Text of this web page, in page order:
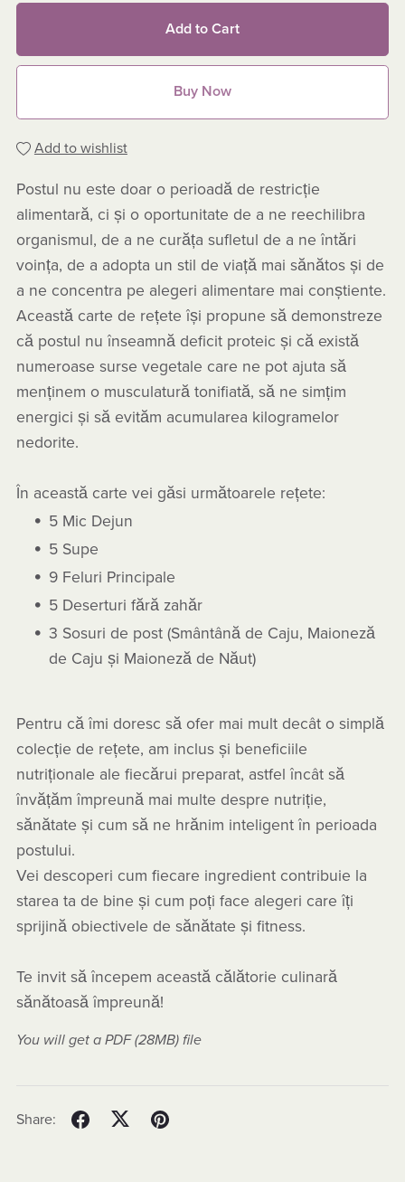
Add to Cart
Buy Now
Add to wishlist
Postul nu este doar o perioadă de restricție
alimentară, ci și o oportunitate de a ne reechilibra
organismul, de a ne curăța sufletul de a ne întări
voința, de a adopta un stil de viață mai sănătos și de
a ne concentra pe alegeri alimentare mai conștiente.
Această carte de rețete își propune să demonstreze
că postul nu înseamnă deficit proteic și că există
numeroase surse vegetale care ne pot ajuta să
menținem o musculatură tonifiată, să ne simțim
energici și să evităm acumularea kilogramelor
nedorite.
În această carte vei găsi următoarele rețete:
5 Mic Dejun
5 Supe
9 Feluri Principale
5 Deserturi fără zahăr
3 Sosuri de post (Smântână de Caju, Maioneză
de Caju și Maioneză de Năut)
Pentru că îmi doresc să ofer mai mult decât o simplă
colecție de rețete, am inclus și beneficiile
nutriționale ale fiecărui preparat, astfel încât să
învățăm împreună mai multe despre nutriție,
sănătate și cum să ne hrănim inteligent în perioada
postului.
Vei descoperi cum fiecare ingredient contribuie la
starea ta de bine și cum poți face alegeri care îți
sprijină obiectivele de sănătate și fitness.
Te invit să începem această călătorie culinară
sănătoasă împreună!
You will get a PDF(28MB)file
Share: